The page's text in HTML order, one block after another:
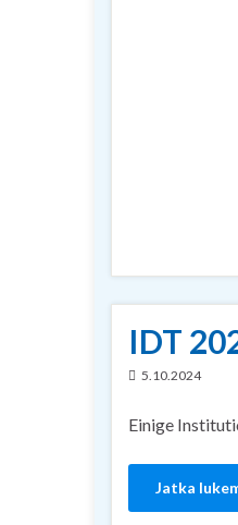
IDT
5.10.2024
Einige
Jatka